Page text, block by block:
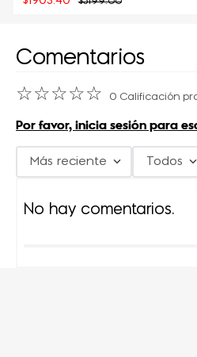
Comentarios
☆☆☆☆☆ 0 Calificación
Por favor, inicia sesión para
Más reciente Todos
No hay comentarios.